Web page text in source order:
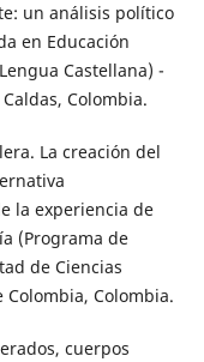
un análisis político
en Educación
Castellana) -
Colombia.
La creación del
la experiencia de
(Programa de
de Ciencias
Colombia.
cuerpos